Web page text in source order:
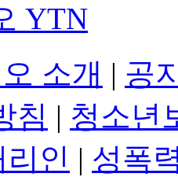
YTN
소개 | 공
침 | 청소년
인 | 성폭